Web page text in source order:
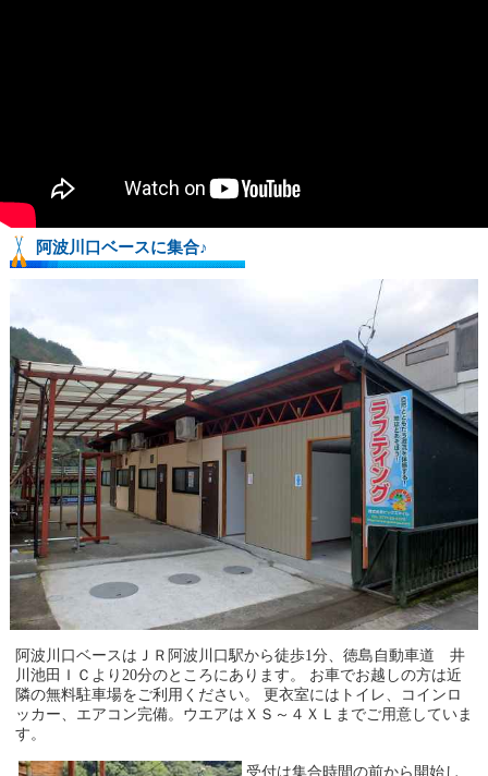
阿波川口ベースに集合♪
阿波川口ベースはＪＲ阿波川口駅から徒歩1分、徳島自動車道 井
川池田ＩＣより20分のところにあります。 お車でお越しの方は近
隣の無料駐車場をご利用ください。 更衣室にはトイレ、コインロ
ッカー、エアコン完備。ウエアはＸＳ～４ＸＬまでご用意していま
す。
受付は集合時間の前から開始し